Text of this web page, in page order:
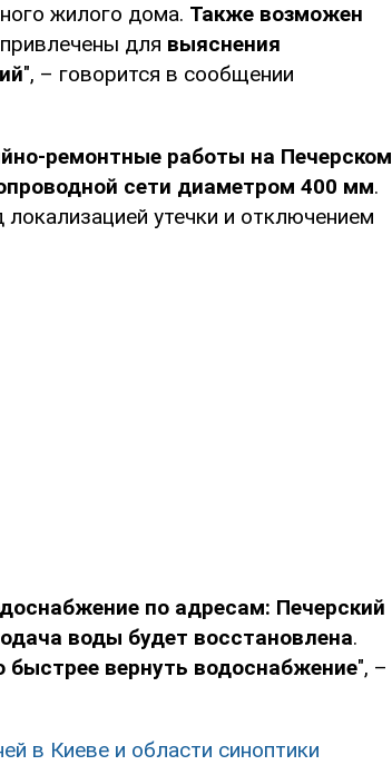
жилого дома. Также возможен
для выяснения
", – говорится в сообщении
ремонтные работы на Печерском
сети диаметром 400 мм.
локализацией утечки и отключением
по адресам: Печерский
воды будет восстановлена.
вернуть водоснабжение", –
в Киеве и области синоптики